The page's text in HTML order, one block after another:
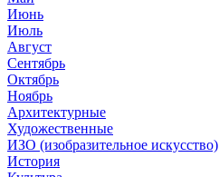
Июнь
Июль
Август
Сентябрь
Октябрь
Ноябрь
Архитектурные
Художественные
ИЗО (изобразительное искусство)
История